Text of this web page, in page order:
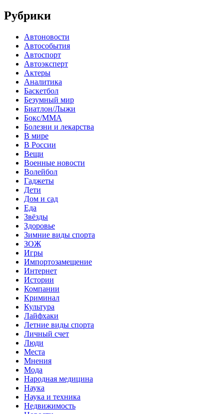
Рубрики
Автоновости
Автособытия
Автоспорт
Автоэксперт
Актеры
Аналитика
Баскетбол
Безумный мир
Биатлон/Лыжи
Бокс/MMA
Болезни и лекарства
В мире
В России
Вещи
Военные новости
Волейбол
Гаджеты
Дети
Дом и сад
Еда
Звёзды
Здоровье
Зимние виды спорта
ЗОЖ
Игры
Импортозамещение
Интернет
Истории
Компании
Криминал
Культура
Лайфхаки
Летние виды спорта
Личный счет
Люди
Места
Мнения
Мода
Народная медицина
Наука
Наука и техника
Недвижимость